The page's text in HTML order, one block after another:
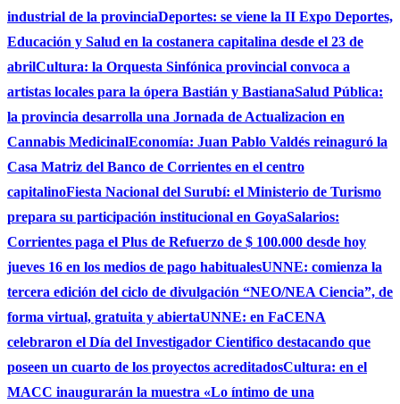
industrial de la provinciaDeportes: se viene la II Expo Deportes,
Educación y Salud en la costanera capitalina desde el 23 de
abrilCultura: la Orquesta Sinfónica provincial convoca a
artistas locales para la ópera Bastián y BastianaSalud Pública:
la provincia desarrolla una Jornada de Actualizacion en
Cannabis MedicinalEconomía: Juan Pablo Valdés reinaguró la
Casa Matriz del Banco de Corrientes en el centro
capitalinoFiesta Nacional del Surubí: el Ministerio de Turismo
prepara su participación institucional en GoyaSalarios:
Corrientes paga el Plus de Refuerzo de $ 100.000 desde hoy
jueves 16 en los medios de pago habitualesUNNE: comienza la
tercera edición del ciclo de divulgación “NEO/NEA Ciencia”, de
forma virtual, gratuita y abiertaUNNE: en FaCENA
celebraron el Día del Investigador Cientifico destacando que
poseen un cuarto de los proyectos acreditadosCultura: en el
MACC inaugurarán la muestra «Lo íntimo de una